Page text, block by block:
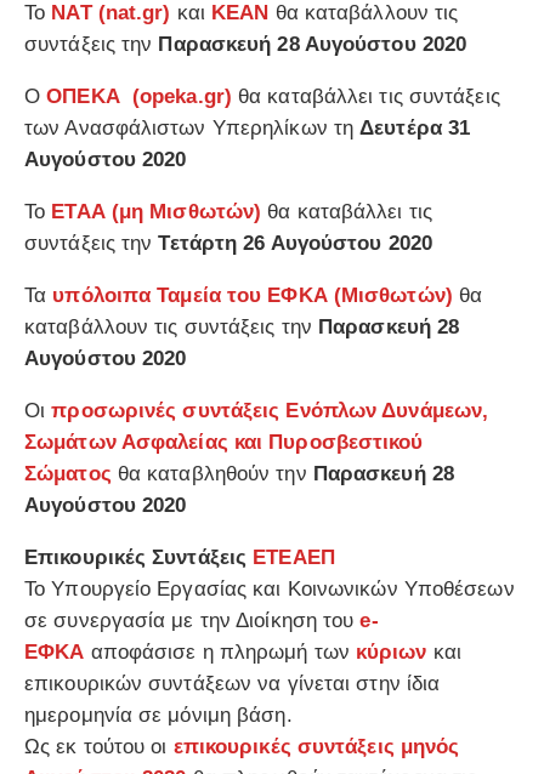
Το ΝΑΤ (nat.gr) και ΚΕΑΝ θα καταβάλλουν τις
συντάξεις την Παρασκευή 28 Αυγούστου 2020
ΟΟΠΕΚΑ (opeka.gr) θα καταβάλλει τις συντάξεις
των Ανασφάλιστων Υπερηλίκων τηΔευτέρα 31
Αυγούστου 2020
Το ΕΤΑΑ (μη Μισθωτών) θα καταβάλλει τις
συντάξεις τηνΤετάρτη 26 Αυγούστου 2020
Τα υπόλοιπα Ταμεία του ΕΦΚΑ (Μισθωτών) θα
καταβάλλουν τις συντάξεις την Παρασκευή 28
Αυγούστου 2020
Οι προσωρινές συντάξεις Ενόπλων Δυνάμεων,
Σωμάτων Ασφαλείας και Πυροσβεστικού
Σώματος θα καταβληθούν την Παρασκευή 28
Αυγούστου 2020
Επικουρικές Συντάξεις ΕΤΕΑΕΠ
Το Υπουργείο Εργασίας και Κοινωνικών Υποθέσεων
σε συνεργασία με την Διοίκηση τουe-
ΕΦΚΑ αποφάσισε η πληρωμή των κύριων και
επικουρικών συντάξεων να γίνεται στην ίδια
ημερομηνία σε μόνιμη βάση.
Ως εκ τούτου οι επικουρικές συντάξεις μηνός